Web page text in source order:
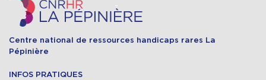
Centre national de ressources handicaps rares La
Pépinière
INFOS PRATIQUES